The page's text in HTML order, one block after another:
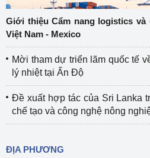
Giới thiệu Cẩm nang logistics
Việt Nam - Mexico
Mời tham dự triển lãm quốc tế
lý nhiệt tại Ấn Độ
Đề xuất hợp tác của Sri Lanka
chế tạo và công nghệ nông
ĐỊA PHƯƠNG